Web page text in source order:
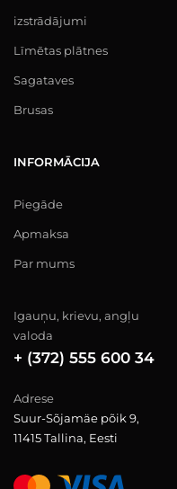
izstrādājumi
Līmētas plātnes
Sagataves
Brusas
INFORMĀCIJA
Piegāde
Apmaksa
Par mums
Igauņu, krievu, angļu
valoda
+ (372) 555 600 34
Adrese
Suur-Sõjamäe põik 9,
11415 Tallina, Eesti